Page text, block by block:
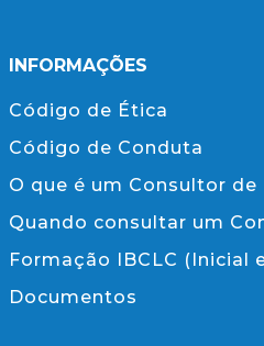
INFORMAÇÕES
Código de Ética
Código de Conduta
O que é um Consultor de
Quando consultar um
Formação IBCLC (Inicial
Documentos